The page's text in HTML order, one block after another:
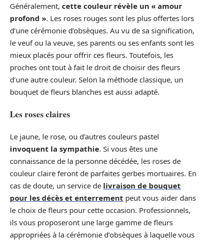
Généralement, cette couleur révèle un « amour
profond ». Les roses rouges sont les plus offertes lors
d’une cérémonie d’obsèques. Au vu de sa signification,
le veuf ou la veuve, ses parents ou ses enfants sont les
mieux placés pour offrir ces fleurs. Toutefois, les
proches ont tout à fait le droit de choisir des fleurs
d’une autre couleur. Selon la méthode classique, un
bouquet de fleurs blanches est aussi adapté.
Les roses claires
Le jaune, le rose, ou d’autres couleurs pastel
invoquent la sympathie. Si vous êtes une
connaissance de la personne décédée, les roses de
couleur claire feront de parfaites gerbes mortuaires. En
cas de doute, un service de livraison de bouquet
pour les décès et enterrement peut vous aider dans
le choix de fleurs pour cette occasion. Professionnels,
ils vous proposeront une large gamme de fleurs
appropriées à la cérémonie d’obsèques à laquelle vous